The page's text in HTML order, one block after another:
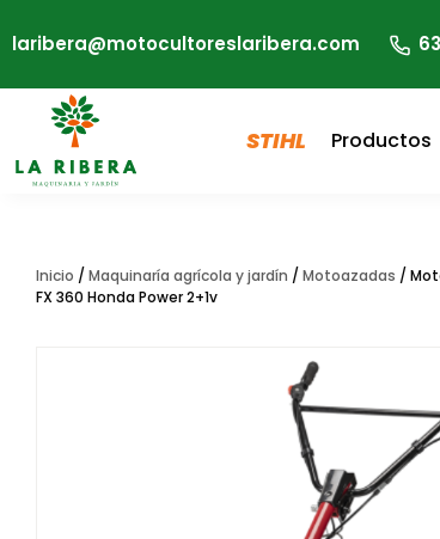
laribera@motocultoreslaribera.com
STIHL Productos
Inicio / Maquinaría agrícola y jardín / Motoazadas /
FX 360 Honda Power 2+1v